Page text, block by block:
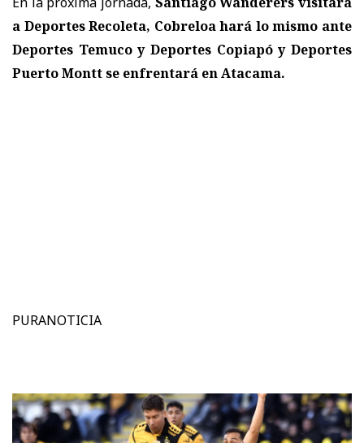
a Deportes Recoleta, Cobreloa hará lo mismo ante
Deportes Temuco y Deportes Copiapó y Deportes
Puerto Montt se enfrentará en Atacama.
PURANOTICIA